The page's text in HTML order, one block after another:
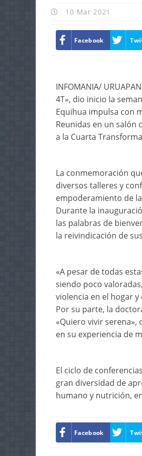
10 Mar 2021
Facebook
INFOMANIA/
4T», dio inicio la
Equihua impulsa con
Reunidas en un salón
a la Cuarta
La conmemoración
diversos talleres y
empoderamiento de
Durante la
las palabras de
la reivindicación de
«A pesar de todas
siendo poco
violencia en el hogar
Por su parte, la
«Quiero vivir
en su experiencia de
El ciclo de
gran diversidad de
humano y nutrición,
Facebook